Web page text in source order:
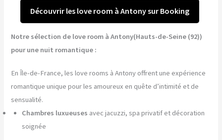
Découvrir les love room à Antony sur Booking
Notre sélection de love room à Antony(Hauts-de-Seine (92))
pour une nuit romantique :
En Île-de-France, les love rooms à Antony offrent une expérience
romantique unique pour les amoureux en quête d’intimité et de
sensualité.
Chambres luxueuses avec jacuzzi, spa privatif et décoration
soignée